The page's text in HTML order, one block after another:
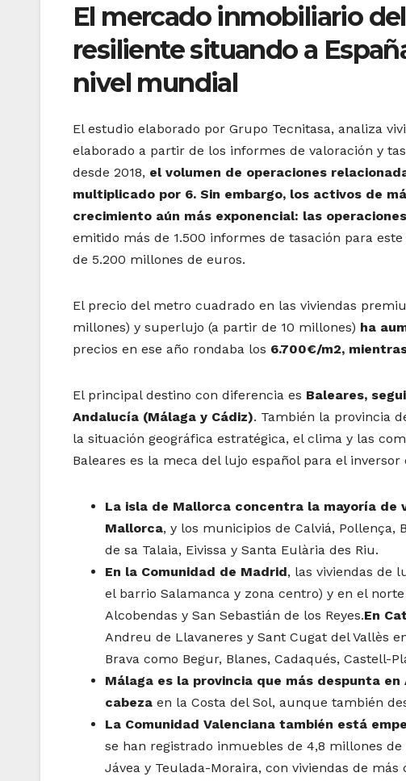
El mercado inmobiliario
resiliente situando a
nivel mundial
El estudio elaborado por Grupo Tecnitasa, analiza
elaborado a partir de los informes de valoración y
desde 2018, el volumen de operaciones
multiplicado por 6. Sin embargo, los activos de
crecimiento aún más exponencial: las
emitido más de 1.500 informes de tasación para
de 5.200 millones de euros.
El precio del metro cuadrado en las viviendas
millones) y superlujo (a partir de 10 millones) ha
precios en ese año rondaba los 6.700€/m2,
El principal destino con diferencia es Baleares,
Andalucía (Málaga y Cádiz). También la provincia
la situación geográfica estratégica, el clima y las
Baleares es la meca del lujo español para el inversor
La isla de Mallorca concentra la mayoría de
Mallorca, y los municipios de Calviá, Pollença,
de sa Talaia, Eivissa y Santa Eulària des Riu.
En la Comunidad de Madrid, las viviendas de
el barrio Salamanca y zona centro) y en el
Alcobendas y San Sebastián de los Reyes.En
Andreu de Llavaneres y Sant Cugat del Vallès
Brava como Begur, Blanes, Cadaqués, Castell-
Málaga es la provincia que más despunta
cabeza en la Costa del Sol, aunque también
La Comunidad Valenciana también está
se han registrado inmuebles de 4,8 millones
Jávea y Teulada-Moraira, con viviendas de